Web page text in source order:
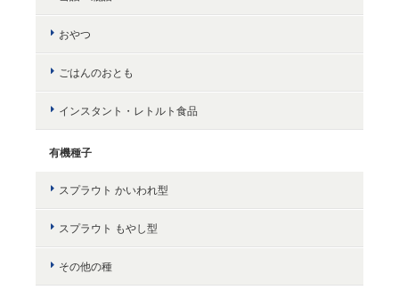
おやつ
ごはんのおとも
インスタント・レトルト食品
有機種子
スプラウト かいわれ型
スプラウト もやし型
その他の種